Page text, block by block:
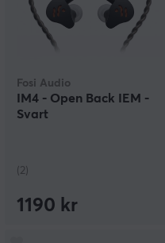
Fosi Audio
IM4 - Open Back IEM -
Svart
(2)
1190 kr